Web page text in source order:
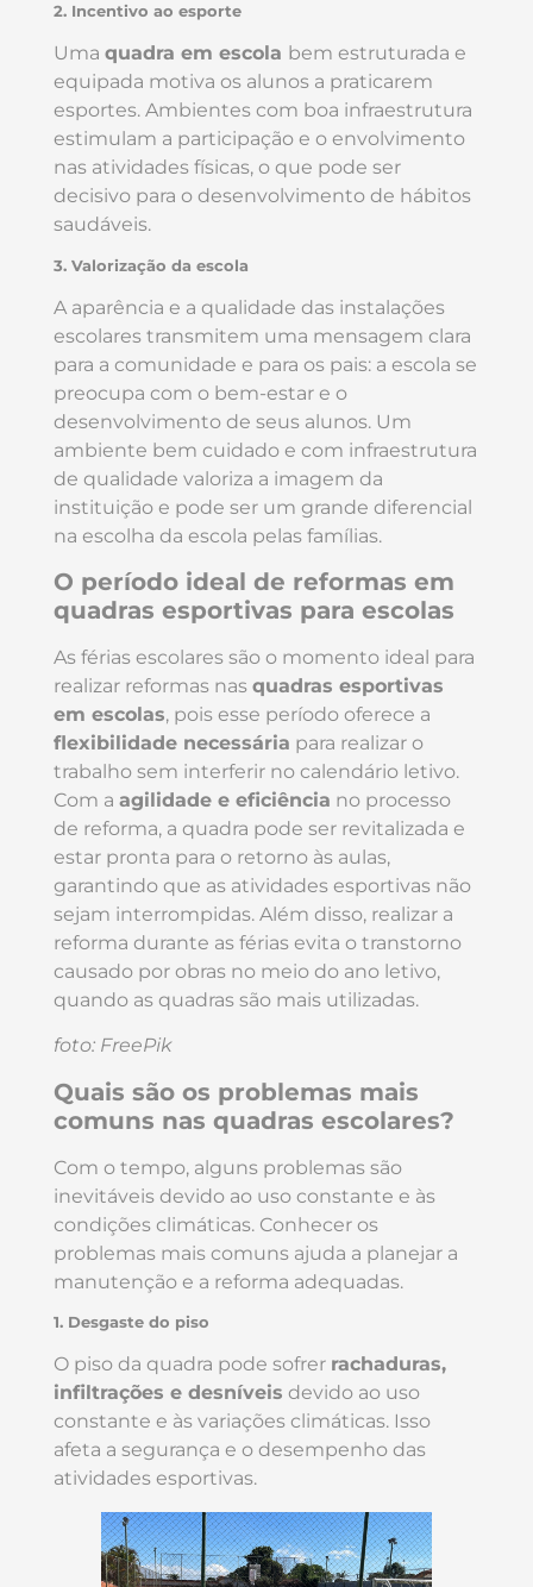
2. Incentivo ao esporte
Uma quadra em escola bem estruturada e
equipada motiva os alunos a praticarem
esportes. Ambientes com boa infraestrutura
estimulam a participação e o envolvimento
nas atividades físicas, o que pode ser
decisivo para o desenvolvimento de hábitos
saudáveis.
3. Valorização da escola
A aparência e a qualidade das instalações
escolares transmitem uma mensagem clara
para a comunidade e para os pais: a escola se
preocupa com o bem-estar e o
desenvolvimento de seus alunos. Um
ambiente bem cuidado e com infraestrutura
de qualidade valoriza a imagem da
instituição e pode ser um grande diferencial
na escolha da escola pelas famílias.
O período ideal de reformas em
quadras esportivas para escolas
As férias escolares são o momento ideal para
realizar reformas nas quadras esportivas
em escolas, pois esse período oferece a
flexibilidade necessária para realizar o
trabalho sem interferir no calendário letivo.
Com a agilidade e eficiência no processo
de reforma, a quadra pode ser revitalizada e
estar pronta para o retorno às aulas,
garantindo que as atividades esportivas não
sejam interrompidas. Além disso, realizar a
reforma durante as férias evita o transtorno
causado por obras no meio do ano letivo,
quando as quadras são mais utilizadas.
foto: FreePik
Quais são os problemas mais
comuns nas quadras escolares?
Com o tempo, alguns problemas são
inevitáveis devido ao uso constante e às
condições climáticas. Conhecer os
problemas mais comuns ajuda a planejar a
manutenção e a reforma adequadas.
1. Desgaste do piso
O piso da quadra pode sofrer rachaduras,
infiltrações e desníveis devido ao uso
constante e às variações climáticas. Isso
afeta a segurança e o desempenho das
atividades esportivas.